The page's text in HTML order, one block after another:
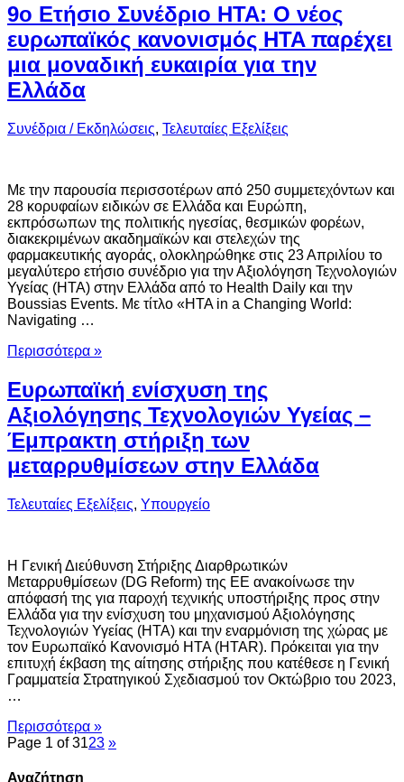
9ο Ετήσιο Συνέδριο HTA: Ο νέος
ευρωπαϊκός κανονισμός HTA παρέχει
μια μοναδική ευκαιρία για την
Ελλάδα
Συνέδρια / Εκδηλώσεις, Τελευταίες Εξελίξεις
Με την παρουσία περισσοτέρων από 250 συμμετεχόντων και
28 κορυφαίων ειδικών σε Ελλάδα και Ευρώπη,
εκπρόσωπων της πολιτικής ηγεσίας, θεσμικών φορέων,
διακεκριμένων ακαδημαϊκών και στελεχών της
φαρμακευτικής αγοράς, ολοκληρώθηκε στις 23 Απριλίου το
μεγαλύτερο ετήσιο συνέδριο για την Αξιολόγηση Τεχνολογιών
Υγείας (ΗΤΑ) στην Ελλάδα από τo Health Daily και την
Boussias Events. Με τίτλο «HTA in a Changing World:
Navigating …
Περισσότερα »
Ευρωπαϊκή ενίσχυση της
Αξιολόγησης Τεχνολογιών Υγείας –
Έμπρακτη στήριξη των
μεταρρυθμίσεων στην Ελλάδα
Τελευταίες Εξελίξεις, Υπουργείο
Η Γενική Διεύθυνση Στήριξης Διαρθρωτικών
Μεταρρυθμίσεων (DG Reform) της ΕΕ ανακοίνωσε την
απόφασή της για παροχή τεχνικής υποστήριξης προς στην
Ελλάδα για την ενίσχυση του μηχανισμού Αξιολόγησης
Τεχνολογιών Υγείας (HTA) και την εναρμόνιση της χώρας με
τον Ευρωπαϊκό Κανονισμό HTA (ΗΤΑR). Πρόκειται για την
επιτυχή έκβαση της αίτησης στήριξης που κατέθεσε η Γενική
Γραμματεία Στρατηγικού Σχεδιασμού τον Οκτώβριο του 2023,
…
Περισσότερα »
Page 1 of 3123 »
Αναζήτηση